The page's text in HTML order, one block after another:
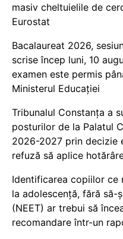
masiv cheltuielile de
Eurostat
Bacalaureat 2026,
scrise încep luni, 10
examen este permis
Ministerul Educației
Tribunalul Constanța a
posturilor de la Palatul
2026-2027 prin decizie
refuză să aplice
Identificarea copiilor ce
la adolescență, fără să-
(NEET) ar trebui să
recomandare într-un